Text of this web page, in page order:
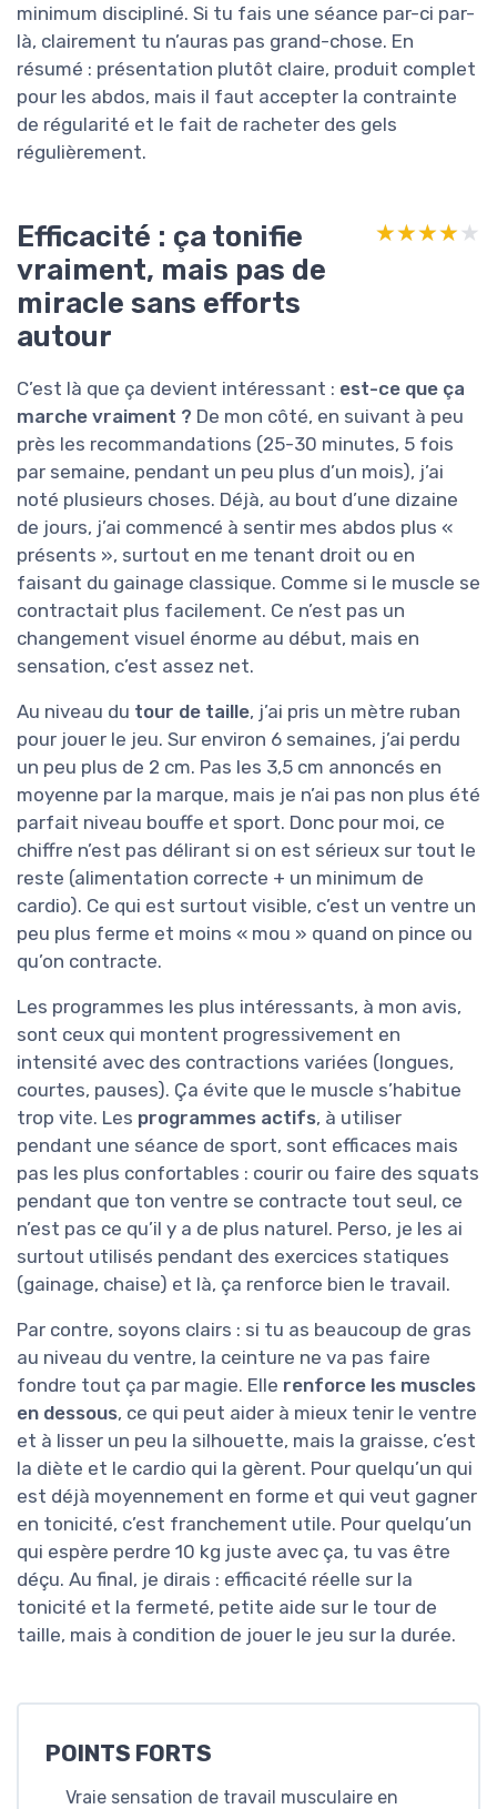
minimum discipliné. Si tu fais une séance par-ci par-
là, clairement tu n’auras pas grand-chose. En
résumé : présentation plutôt claire, produit complet
pour les abdos, mais il faut accepter la contrainte
de régularité et le fait de racheter des gels
régulièrement.
Efficacité : ça tonifie
vraiment, mais pas de
miracle sans efforts
autour
★★★★★
★★★★★
C’est là que ça devient intéressant : est-ce que ça
marche vraiment ? De mon côté, en suivant à peu
près les recommandations (25-30 minutes, 5 fois
par semaine, pendant un peu plus d’un mois), j’ai
noté plusieurs choses. Déjà, au bout d’une dizaine
de jours, j’ai commencé à sentir mes abdos plus «
présents », surtout en me tenant droit ou en
faisant du gainage classique. Comme si le muscle se
contractait plus facilement. Ce n’est pas un
changement visuel énorme au début, mais en
sensation, c’est assez net.
Au niveau du tour de taille, j’ai pris un mètre ruban
pour jouer le jeu. Sur environ 6 semaines, j’ai perdu
un peu plus de 2 cm. Pas les 3,5 cm annoncés en
moyenne par la marque, mais je n’ai pas non plus été
parfait niveau bouffe et sport. Donc pour moi, ce
chiffre n’est pas délirant si on est sérieux sur tout le
reste (alimentation correcte + un minimum de
cardio). Ce qui est surtout visible, c’est un ventre un
peu plus ferme et moins « mou » quand on pince ou
qu’on contracte.
Les programmes les plus intéressants, à mon avis,
sont ceux qui montent progressivement en
intensité avec des contractions variées (longues,
courtes, pauses). Ça évite que le muscle s’habitue
trop vite. Les programmes actifs, à utiliser
pendant une séance de sport, sont efficaces mais
pas les plus confortables : courir ou faire des squats
pendant que ton ventre se contracte tout seul, ce
n’est pas ce qu’il y a de plus naturel. Perso, je les ai
surtout utilisés pendant des exercices statiques
(gainage, chaise) et là, ça renforce bien le travail.
Par contre, soyons clairs : si tu as beaucoup de gras
au niveau du ventre, la ceinture ne va pas faire
fondre tout ça par magie. Elle renforce les muscles
en dessous, ce qui peut aider à mieux tenir le ventre
et à lisser un peu la silhouette, mais la graisse, c’est
la diète et le cardio qui la gèrent. Pour quelqu’un qui
est déjà moyennement en forme et qui veut gagner
en tonicité, c’est franchement utile. Pour quelqu’un
qui espère perdre 10 kg juste avec ça, tu vas être
déçu. Au final, je dirais : efficacité réelle sur la
tonicité et la fermeté, petite aide sur le tour de
taille, mais à condition de jouer le jeu sur la durée.
POINTS FORTS
Vraie sensation de travail musculaire en